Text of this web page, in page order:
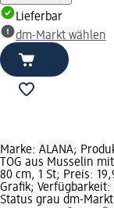
Lieferbar
dm-Markt wählen
Marke: ALANA;
TOG aus Musselin
80 cm, 1 St; Preis:
Grafik;
Status grau dm-